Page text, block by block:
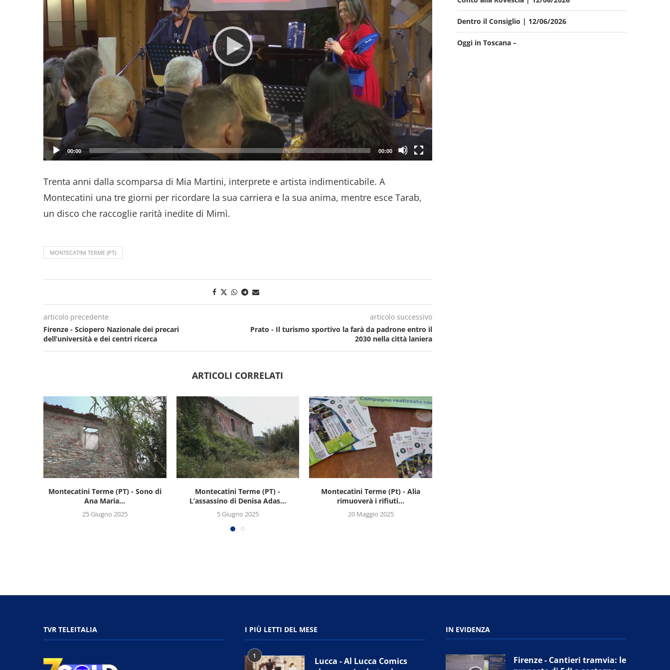
00:00 00:00
Trenta anni dalla scomparsa di Mia Martini, interprete e artista indimenticabile. A
Montecatini una tre giorni per ricordare la sua carriera e la sua anima, mentre esce Tarab,
un disco che raccoglie rarità inedite di Mimì.
MONTECATINI TERME (PT)
articolo precedente
Firenze - Sciopero Nazionale dei precari
dell’università e dei centri ricerca
articolo successivo
Prato - Il turismo sportivo la farà da padrone entro il
2030 nella città laniera
ARTICOLI CORRELATI
Montecatini Terme (PT) - Sono di
Ana Maria...
25 Giugno 2025
Montecatini Terme (PT) -
L’assassino di Denisa Adas...
5 Giugno 2025
Montecatini Terme (Pt) - Alia
rimuoverà i rifiuti...
20 Maggio 2025
Dentro il Consiglio | 12/06/2026
Oggi in Toscana –
TVR TELEITALIA I PIÙ LETTI DEL MESE
1
Lucca - Al Lucca Comics
IN EVIDENZA
Firenze - Cantieri tramvia: le